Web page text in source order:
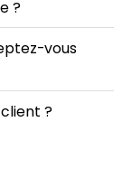
?
vous
?